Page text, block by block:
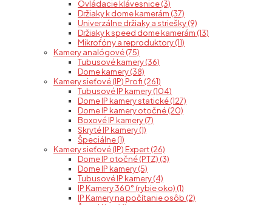
Ovládacie klávesnice (3)
Držiaky k dome kamerám (37)
Univerzálne držiaky a striešky (9)
Držiaky k speed dome kamerám (13)
Mikrofóny a reproduktory (11)
Kamery analógové (75)
Tubusové kamery (36)
Dome kamery (38)
Kamery sieťové (IP) Profi (261)
Tubusové IP kamery (104)
Dome IP kamery statické (127)
Dome IP kamery otočné (20)
Boxové IP kamery (7)
Skryté IP kamery (1)
Špeciálne (1)
Kamery sieťové (IP) Expert (26)
Dome IP otočné (PTZ) (3)
Dome IP kamery (5)
Tubusové IP kamery (4)
IP Kamery 360° (rybie oko) (1)
IP Kamery na počítanie osôb (2)